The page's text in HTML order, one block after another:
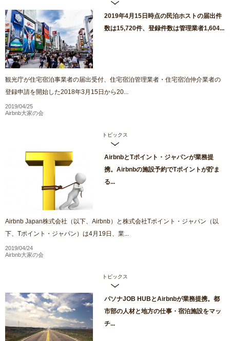
2019年4月15日時点の民泊ホストの届出件
数は15,720件、登録件数は管理業者1,604...
観光庁が住宅宿泊事業者の届出受付、住宅宿泊管理業者・住宅宿泊仲介業者の
登録申請を開始した2018年3月15日から20...
2019/04/25
Airbnb大家の会
トピックス
AirbnbとTポイント・ジャパンが業務提
携。Airbnbの施設予約でTポイントが貯ま
る...
Airbnb Japan株式会社（以下、Airbnb）と株式会社Tポイント・ジャパン（以
下、Tポイント・ジャパン）は4月19日、業...
2019/04/24
Airbnb大家の会
トピックス
パソナJOB HUBとAirbnbが業務提携。都
市部の人材と地方の仕事・宿泊施設をマッ
チ...